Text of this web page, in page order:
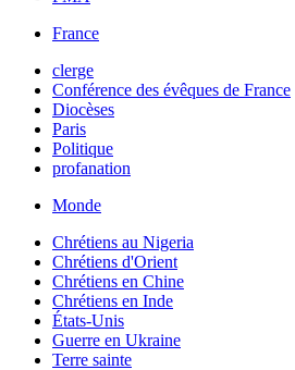
France
clerge
Conférence des évêques de France
Diocèses
Paris
Politique
profanation
Monde
Chrétiens au Nigeria
Chrétiens d'Orient
Chrétiens en Chine
Chrétiens en Inde
États-Unis
Guerre en Ukraine
Terre sainte